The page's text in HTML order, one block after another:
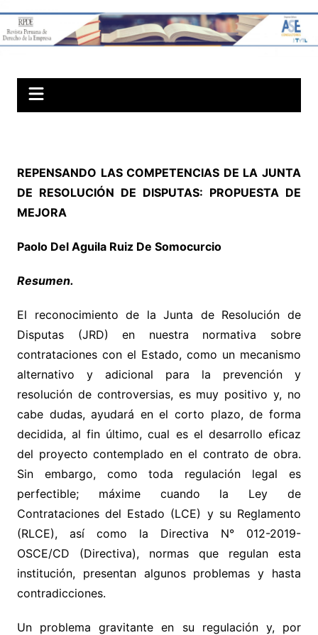
content
Revista Peruana
Societarios
REPENSANDO LAS COMPETENCIAS DE LA JUNTA
DE RESOLUCIÓN DE DISPUTAS: PROPUESTA DE
MEJORA
Paolo Del Aguila Ruiz De Somocurcio
Resumen.
El reconocimiento de la Junta de Resolución de
Disputas (JRD) en nuestra normativa sobre
contrataciones con el Estado, como un mecanismo
alternativo y adicional para la prevención y
resolución de controversias, es muy positivo y, no
cabe dudas, ayudará en el corto plazo, de forma
decidida, al fin último, cual es el desarrollo eficaz
del proyecto contemplado en el contrato de obra.
Sin embargo, como toda regulación legal es
perfectible; máxime cuando la Ley de
Contrataciones del Estado (LCE) y su Reglamento
(RLCE), así como la Directiva N° 012-2019-
OSCE/CD (Directiva), normas que regulan esta
institución, presentan algunos problemas y hasta
contradicciones.
Un problema gravitante en su regulación y, por